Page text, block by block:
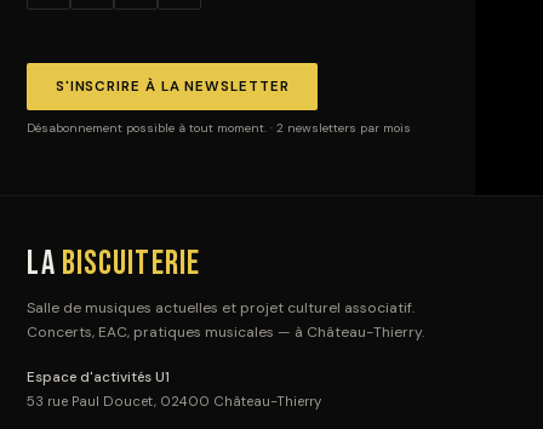
S'INSCRIRE À LA NEWSLETTER
Désabonnement possible à tout moment. · 2 newsletters par mois
La Biscuiterie
Salle de musiques actuelles et projet culturel associatif.
Concerts, EAC, pratiques musicales — à Château-Thierry.
Espace d'activités U1
53 rue Paul Doucet, 02400 Château-Thierry